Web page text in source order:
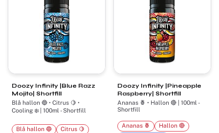
Doozy Infinity |Blue Razz
Mojito| Shortfill
Blå hallon 🔵 • Citrus 🍋 •
Cooling ❄️ | 100ml - Shortfill
Blå hallon 🔵
Citrus 🍋
Doozy Infinity |Pineapple
Raspberry| Shortfill
Ananas 🍍 • Hallon 🔴 | 100ml -
Shortfill
Ananas 🍍
Hallon 🔴